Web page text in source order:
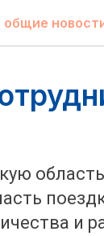
общие
и